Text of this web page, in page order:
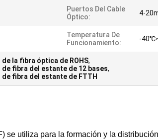
Puertos Del Cable
Óptico:
4-
Temperatura De
Funcionamiento:
-
de la fibra óptica de ROHS,
de fibra del estante de 12 bases,
de fibra del estante de FTTH
se utiliza para la formación y la